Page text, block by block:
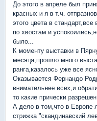
До этого в апреле был
красных и я в т.ч.
этого цвета в
по хвостам и
было...
К моменту выставки в
месяца,прошло много
ранга,казалось уже все
Оказывается Фернандо
внимательнее всех,и
то какие прически
А дело в том,что в Европе
стрижка "скандинавский